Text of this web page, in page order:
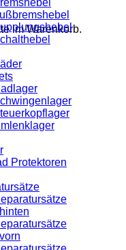
im Warenkorb.
Protektoren